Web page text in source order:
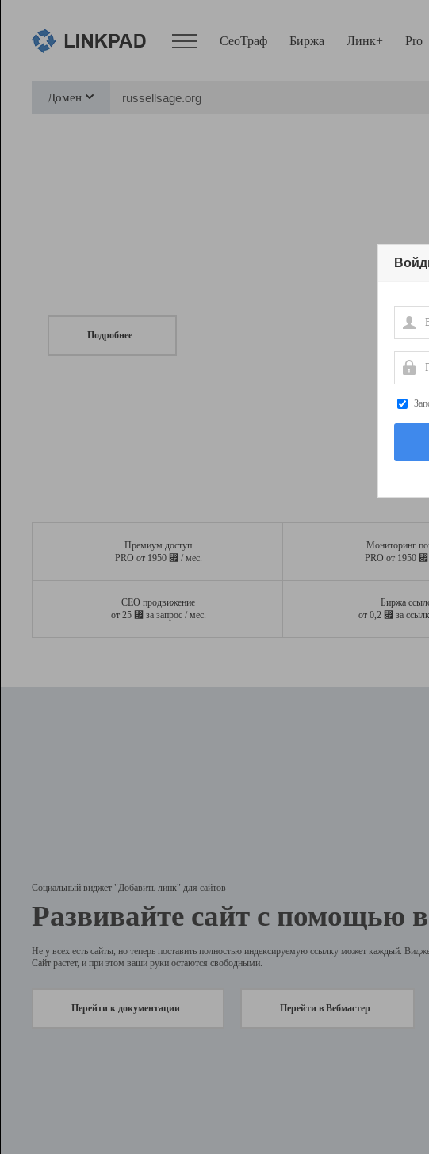
СеоТраф Биржа Линк+ Pro
Домен
Подробнее
Премиум доступ
PRO от 1950 ⃏ / мес.
Мониторинг
PRO от 1950 ⃏
СЕО продвижение
от 25 ⃏ за запрос / мес.
Биржа
от 0,2 ⃏ за
Социальный виджет "Добавить линк" для сайтов
Развивайте сайт с помощью
Не у всех есть сайты, но теперь поставить полностью индексируемую ссылку может каждый.
Сайт растет, и при этом ваши руки остаются свободными.
Перейти к документации Перейти в Вебмастер